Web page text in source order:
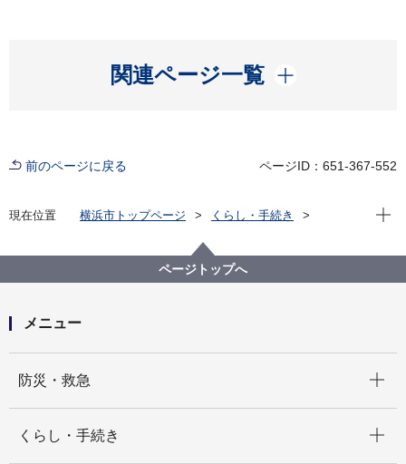
関連ページ一覧
開く
前のページに戻る ページID：651-367-552
現在位置 横浜市トップページ
くらし・手続き
読書団体・ボランティア・学校向けのサービス
読書団体・ボランティア向けのサービス
ボランティア活動お役立ち情報
現在
ページトップへ
メニュー
防災・救急
くらし・手続き